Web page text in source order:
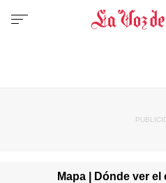
Mapa | Dónde ver el